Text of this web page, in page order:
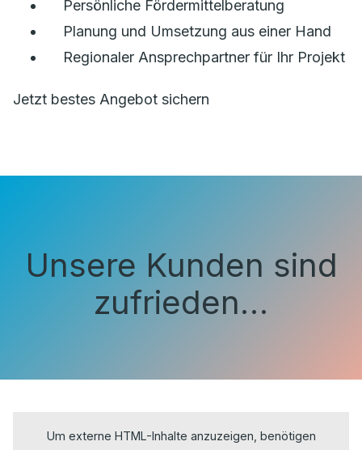
Persönliche Fördermittelberatung
Planung und Umsetzung aus einer Hand
Regionaler Ansprechpartner für Ihr Projekt
Jetzt bestes Angebot sichern
Unsere Kunden sind
zufrieden…
Um externe HTML-Inhalte anzuzeigen, benötigen